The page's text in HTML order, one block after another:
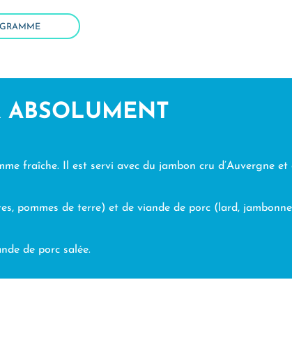
ABSOLUMENT
fraîche. Il est servi avec du jambon cru d’Auvergne et
pommes de terre) et de viande de porc (lard,
de porc salée.